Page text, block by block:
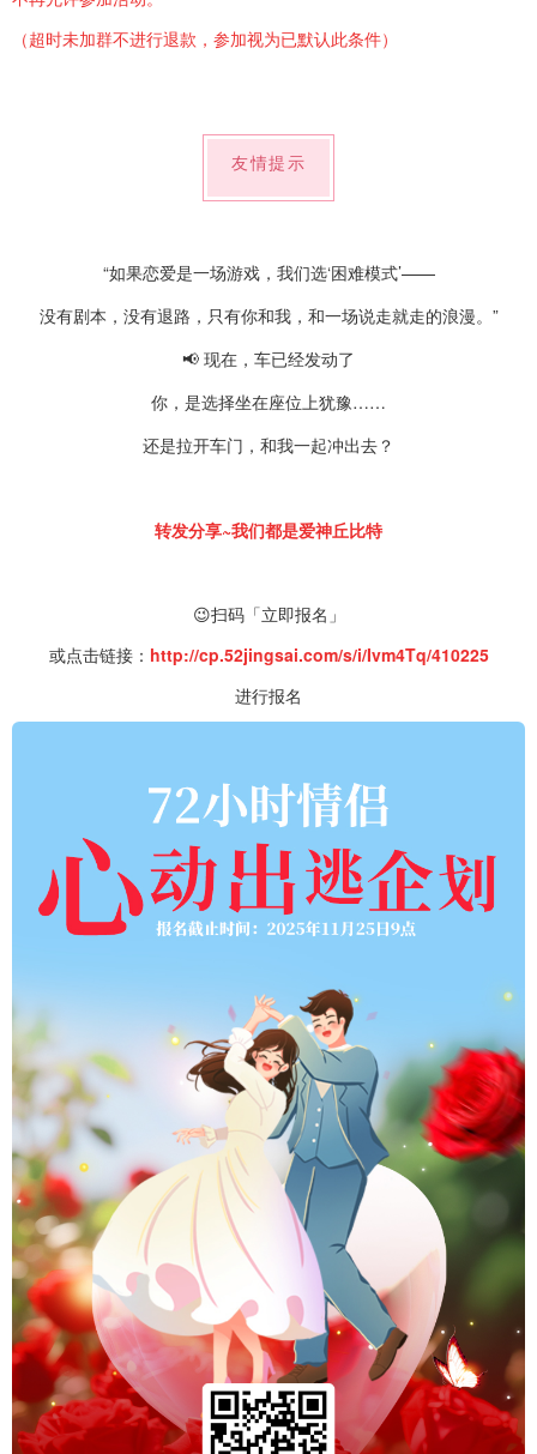
（超时未加群不进行退款，参加视为已默认此条件）
友情提示
“如果恋爱是一场游戏，我们选‘困难模式’——
没有剧本，没有退路，只有你和我，和一场说走就走的浪漫。”
📢 现在，车已经发动了
你，是选择坐在座位上犹豫……
还是拉开车门，和我一起冲出去？
转发分享~我们都是爱神丘比特
😉扫码「立即报名」
或点击链接： http://cp.52jingsai.com/s/i/Ivm4Tq/410225
进行报名